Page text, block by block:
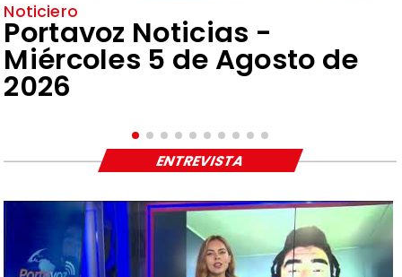
Noticiero
Portavoz Noticias -
Miércoles 5 de Agosto de
2026
ENTREVISTA